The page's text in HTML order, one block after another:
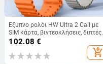
Έξυπνο ρολόι HW Ultra 2 Call με
SIM κάρτα, βιντεοκλήσεις, διπτές
κάμερες μπροστά και πίσω,
εντοπισμό θέσης, οθόνη αφής
WeChat, ασύρματη φόρτιση
102.08 €
add_shopping_cart